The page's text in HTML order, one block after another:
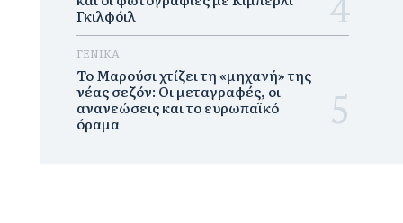
Γκιλφόιλ
ΓΕΝΙΚΑ
Το Μαρούσι χτίζει τη «μηχανή» της
νέας σεζόν: Οι μεταγραφές, οι
ανανεώσεις και το ευρωπαϊκό
όραμα